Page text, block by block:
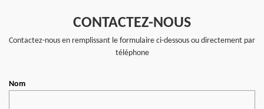
CONTACTEZ-NOUS
Contactez-nous en remplissant le formulaire ci-dessous ou directement par
téléphone
Nom